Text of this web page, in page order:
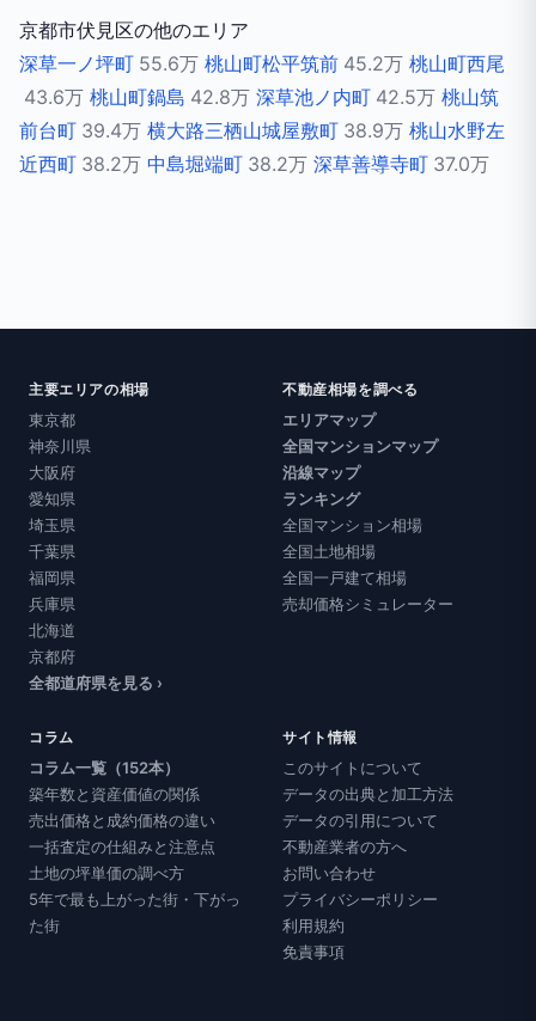
京都市伏見区の他のエリア
深草一ノ坪町 55.6万 桃山町松平筑前 45.2万 桃山町西尾
43.6万 桃山町鍋島 42.8万 深草池ノ内町 42.5万 桃山筑
前台町 39.4万 横大路三栖山城屋敷町 38.9万 桃山水野左
近西町 38.2万 中島堀端町 38.2万 深草善導寺町 37.0万
主要エリアの相場
東京都
神奈川県
大阪府
愛知県
埼玉県
千葉県
福岡県
兵庫県
北海道
京都府
全都道府県を見る ›
不動産相場を調べる
エリアマップ
全国マンションマップ
沿線マップ
ランキング
全国マンション相場
全国土地相場
全国一戸建て相場
売却価格シミュレーター
コラム
コラム一覧（152本）
築年数と資産価値の関係
売出価格と成約価格の違い
一括査定の仕組みと注意点
土地の坪単価の調べ方
5年で最も上がった街・下がっ
た街
サイト情報
このサイトについて
データの出典と加工方法
データの引用について
不動産業者の方へ
お問い合わせ
プライバシーポリシー
利用規約
免責事項